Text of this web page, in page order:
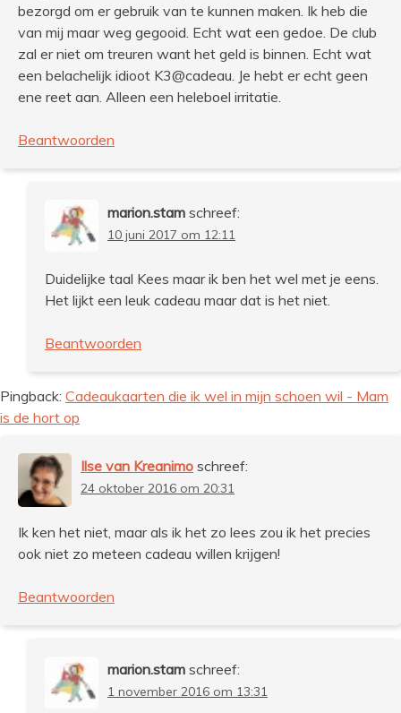
bezorgd om er gebruik van te kunnen maken. Ik heb die
van mij maar weg gegooid. Echt wat een gedoe. De club
zal er niet om treuren want het geld is binnen. Echt wat
een belachelijk idioot K3@cadeau. Je hebt er echt geen
ene reet aan. Alleen een heleboel irritatie.
Beantwoorden
marion.stam schreef:
10 juni 2017 om 12:11
Duidelijke taal Kees maar ik ben het wel met je eens.
Het lijkt een leuk cadeau maar dat is het niet.
Beantwoorden
Pingback: Cadeaukaarten die ik wel in mijn schoen wil - Mam
is de hort op
Ilse van Kreanimo schreef:
24 oktober 2016 om 20:31
Ik ken het niet, maar als ik het zo lees zou ik het precies
ook niet zo meteen cadeau willen krijgen!
Beantwoorden
marion.stam schreef:
1 november 2016 om 13:31